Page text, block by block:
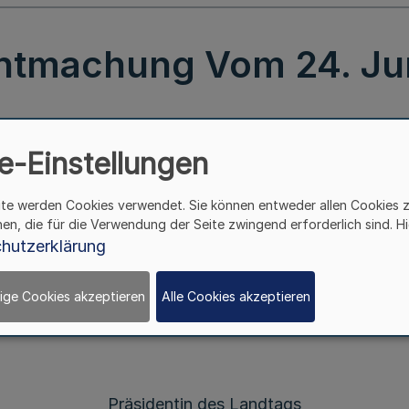
Vom 24.
Vom 24. Juni 2015
§ 4 Absatz 5 Satz 1 des Gesetzes über das
am 24. Juni 2015 mehrheitlich folgenden
Mehr Zeit für gute Bildung“
Kurzbezeichnung „G9-jetzt!“ wird nicht gefolgt.
damit abschließend behandelt.“
Präsidentin des Landtags
Einstellungen
werden Cookies verwendet. Sie können entweder allen Cookies
die für die Verwendung der Seite zwingend erforderlich sind.
Cookies akzeptieren Alle Cookies akzeptieren